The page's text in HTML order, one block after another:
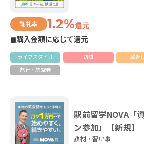
謝礼率 1.2%還元
◼購入金額に応じて還元
ライフスタイル 訪問 繰返
旅行・航空券
駅前留学NOVA「
ン参加」【新規】
教材・習い事